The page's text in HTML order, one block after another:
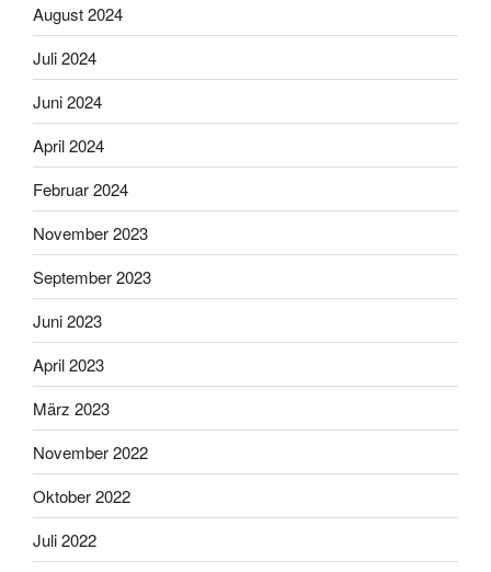
August 2024
Juli 2024
Juni 2024
April 2024
Februar 2024
November 2023
September 2023
Juni 2023
April 2023
März 2023
November 2022
Oktober 2022
Juli 2022